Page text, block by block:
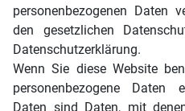
personenbezogenen Daten
den gesetzlichen
Datenschutzerklärung.
Wenn Sie diese Website
personenbezogene Daten
Daten sind Daten, mit